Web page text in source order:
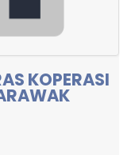
KOPERASI